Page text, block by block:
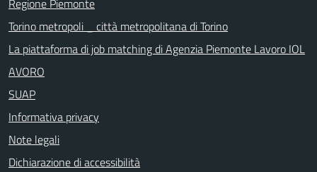
Torino metropoli _ città metropolitana di Torino
La piattaforma di job matching di Agenzia Piemonte Lavoro IOL
AVORO
SUAP
Informativa privacy
Note legali
Dichiarazione di accessibilità